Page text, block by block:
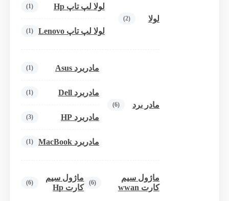
لولا (2)
لولا لپ تاپ Hp (1)
لولا لپ تاپ Lenovo (1)
مادر برد (6)
مادربرد Asus (1)
مادربرد Dell (1)
مادربرد HP (3)
مادربرد MacBook (1)
ماژول سیم
کارت wwan
(6)
ماژول سیم
کارت Hp
(6)